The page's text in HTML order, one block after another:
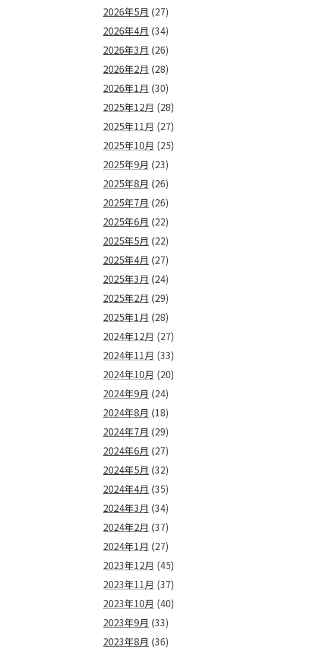
2026年5月 (27)
2026年4月 (34)
2026年3月 (26)
2026年2月 (28)
2026年1月 (30)
2025年12月 (28)
2025年11月 (27)
2025年10月 (25)
2025年9月 (23)
2025年8月 (26)
2025年7月 (26)
2025年6月 (22)
2025年5月 (22)
2025年4月 (27)
2025年3月 (24)
2025年2月 (29)
2025年1月 (28)
2024年12月 (27)
2024年11月 (33)
2024年10月 (20)
2024年9月 (24)
2024年8月 (18)
2024年7月 (29)
2024年6月 (27)
2024年5月 (32)
2024年4月 (35)
2024年3月 (34)
2024年2月 (37)
2024年1月 (27)
2023年12月 (45)
2023年11月 (37)
2023年10月 (40)
2023年9月 (33)
2023年8月 (36)